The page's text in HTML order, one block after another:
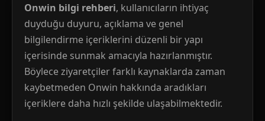
Onwin bilgi rehberi, kullanıcıların ihtiyaç
duyduğu duyuru, açıklama ve genel
bilgilendirme içeriklerini düzenli bir yapı
içerisinde sunmak amacıyla hazırlanmıştır.
Böylece ziyaretçiler farklı kaynaklarda zaman
kaybetmeden Onwin hakkında aradıkları
içeriklere daha hızlı şekilde ulaşabilmektedir.